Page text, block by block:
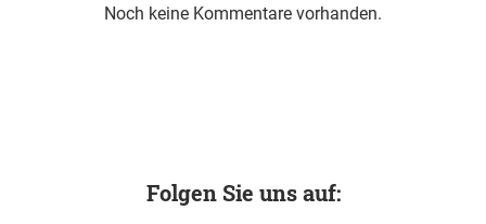
Noch keine Kommentare vorhanden.
Folgen Sie uns auf: